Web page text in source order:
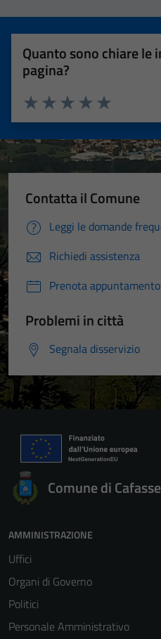
Quanto sono chiare
pagina?
Valuta 5
Valuta 4 stelle
Valuta 3 stelle su 5
Valuta 2 stelle su 5
Valuta 1 stelle su 5
Contatta il Comune
Leggi le domande
Richiedi assistenza
Prenota appuntamento
Problemi in città
Segnala disservizio
Comune di Cafasse
AMMINISTRAZIONE
Uffici
Organi di Governo
Politici
Personale Amministrativo